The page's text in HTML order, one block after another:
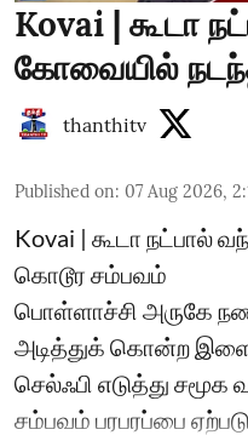
Kovai | கூடா
கோவையில்
thanthitv
Published on: 07 Aug 2026,
Kovai | கூடா நட்பால்
கொடூர சம்பவம்
பொள்ளாச்சி அருகே
அடித்துக் கொன்ற
செல்ஃபி எடுத்து சமூக
சம்பவம் பரபரப்பை